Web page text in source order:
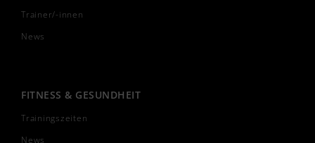
Trainer/-innen
News
FITNESS & GESUNDHEIT
Trainingszeiten
News